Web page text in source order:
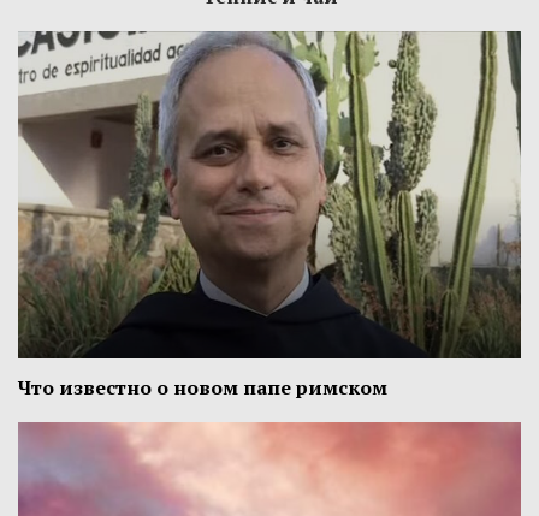
Что известно о новом папе римском